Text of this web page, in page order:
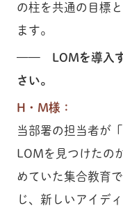
の柱を共通の目標
ます。
—— LOMを導入す
さい。
H・M様：
当部署の担当者が
LOMを見つけたの
めていた集合教育
じ、新しいアイデ